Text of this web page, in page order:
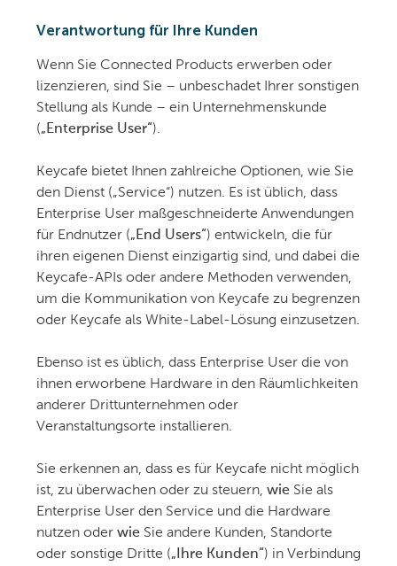
Verantwortung für Ihre Kunden
Wenn Sie Connected Products erwerben oder
lizenzieren, sind Sie – unbeschadet Ihrer sonstigen
Stellung als Kunde – ein Unternehmenskunde
(„Enterprise User“).
Keycafe bietet Ihnen zahlreiche Optionen, wie Sie
den Dienst („Service“) nutzen. Es ist üblich, dass
Enterprise User maßgeschneiderte Anwendungen
für Endnutzer („End Users“) entwickeln, die für
ihren eigenen Dienst einzigartig sind, und dabei die
Keycafe-APIs oder andere Methoden verwenden,
um die Kommunikation von Keycafe zu begrenzen
oder Keycafe als White-Label-Lösung einzusetzen.
Ebenso ist es üblich, dass Enterprise User die von
ihnen erworbene Hardware in den Räumlichkeiten
anderer Drittunternehmen oder
Veranstaltungsorte installieren.
Sie erkennen an, dass es für Keycafe nicht möglich
ist, zu überwachen oder zu steuern, wie Sie als
Enterprise User den Service und die Hardware
nutzen oder wie Sie andere Kunden, Standorte
oder sonstige Dritte („Ihre Kunden“) in Verbindung